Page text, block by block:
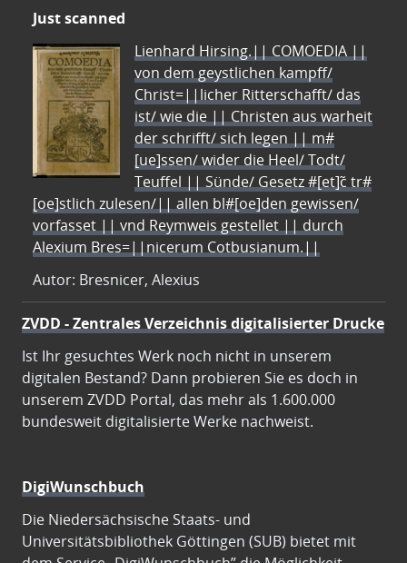
Just scanned
Lienhard Hirsing.|| COMOEDIA ||
von dem geystlichen kampff/
Christ=||licher Ritterschafft/ das
ist/ wie die || Christen aus warheit
der schrifft/ sich legen || m#
[ue]ssen/ wider die Heel/ Todt/
Teuffel || Sünde/ Gesetz #[et]c̃ tr#
[oe]stlich zulesen/|| allen bl#[oe]den gewissen/
vorfasset || vnd Reymweis gestellet || durch
Alexium Bres=||nicerum Cotbusianum.||
Autor: Bresnicer, Alexius
ZVDD - Zentrales Verzeichnis digitalisierter Drucke
Ist Ihr gesuchtes Werk noch nicht in unserem
digitalen Bestand? Dann probieren Sie es doch in
unserem ZVDD Portal, das mehr als 1.600.000
bundesweit digitalisierte Werke nachweist.
DigiWunschbuch
Die Niedersächsische Staats- und
Universitätsbibliothek Göttingen (SUB) bietet mit